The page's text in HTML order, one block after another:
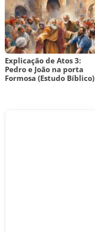
Explicação de Atos 3:
Pedro e João na porta
Formosa (Estudo Bíblico)